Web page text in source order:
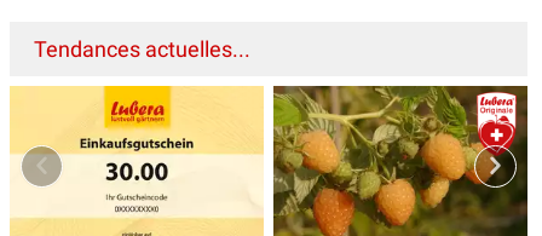
Tendances actuelles...